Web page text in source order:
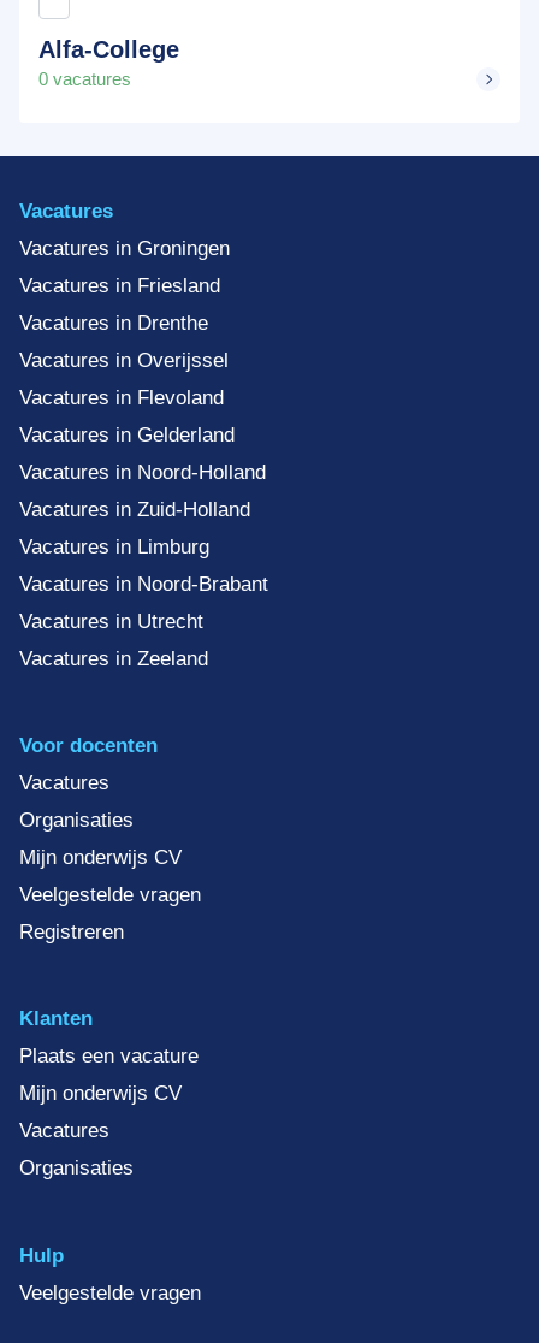
Alfa-College
0 vacatures
Vacatures
Vacatures in Groningen
Vacatures in Friesland
Vacatures in Drenthe
Vacatures in Overijssel
Vacatures in Flevoland
Vacatures in Gelderland
Vacatures in Noord-Holland
Vacatures in Zuid-Holland
Vacatures in Limburg
Vacatures in Noord-Brabant
Vacatures in Utrecht
Vacatures in Zeeland
Voor docenten
Vacatures
Organisaties
Mijn onderwijs CV
Veelgestelde vragen
Registreren
Klanten
Plaats een vacature
Mijn onderwijs CV
Vacatures
Organisaties
Hulp
Veelgestelde vragen